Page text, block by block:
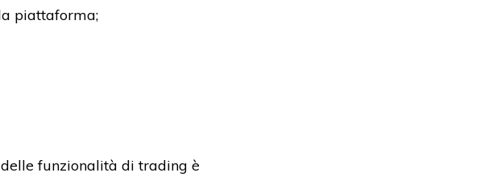
piattaforma;
funzionalità di trading è